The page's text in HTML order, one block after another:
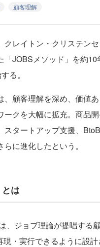
顧客理解
レイトン・クリステン
「JOBSメソッド」を約
る。
顧客理解を深め、価値
ークを大幅に拡充。商品
スタートアップ支援、
に進化したという。
とは
ジョブ理論が提唱する
・実行できるように設計